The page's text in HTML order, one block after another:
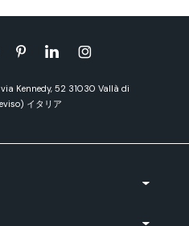
Kennedy, 52 31030 Vallà di
イタリア